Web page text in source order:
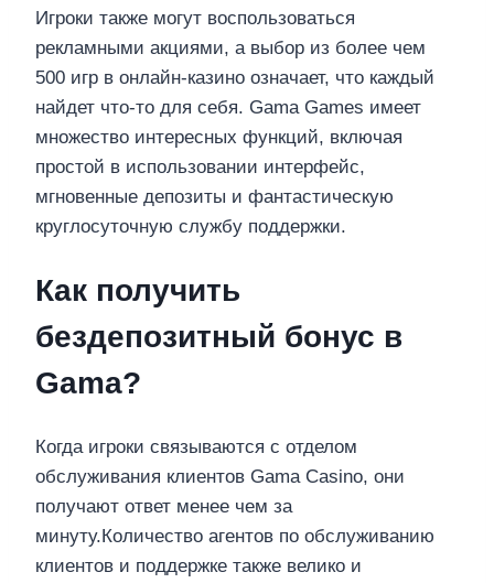
Игроки также могут воспользоваться
рекламными акциями, а выбор из более чем
500 игр в онлайн-казино означает, что каждый
найдет что-то для себя. Gama Games имеет
множество интересных функций, включая
простой в использовании интерфейс,
мгновенные депозиты и фантастическую
круглосуточную службу поддержки.
Как получить
бездепозитный бонус в
Gama?
Когда игроки связываются с отделом
обслуживания клиентов Gama Casino, они
получают ответ менее чем за
минуту.Количество агентов по обслуживанию
клиентов и поддержке также велико и